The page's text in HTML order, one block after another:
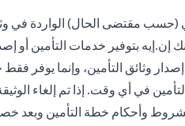
مقتضى الحال) الواردة في
بتوفير خدمات التأمين
وثائق التأمين، وإنما
وأحكام خطة التأمين وبعد خصم